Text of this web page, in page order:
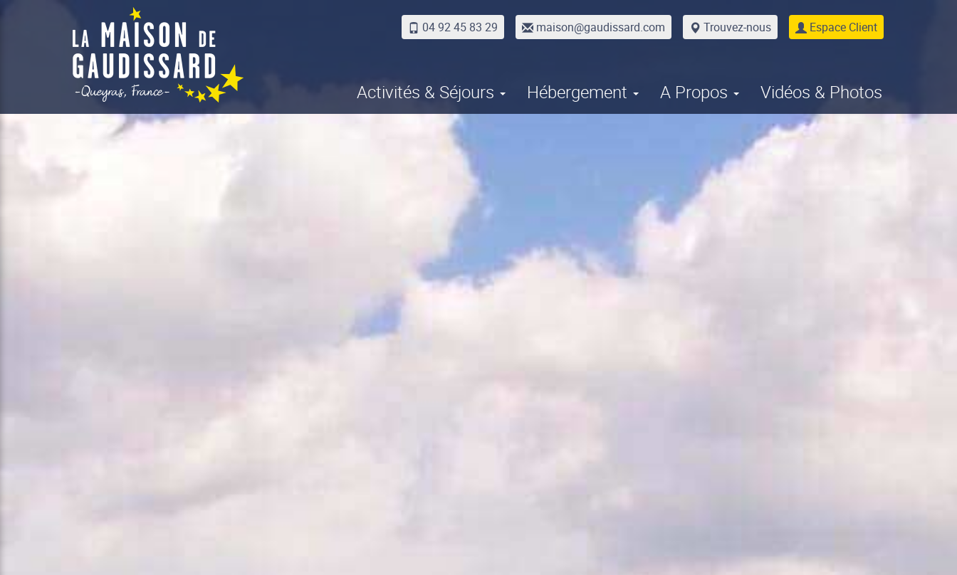
04 92 45 83 29 maison@gaudissard.com Trouvez-nous Espace Client
Activités & Séjours Hébergement A Propos Vidéos & Photos